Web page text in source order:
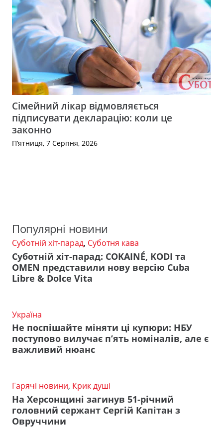
Сімейний лікар відмовляється
підписувати декларацію: коли це
законно
П’ятниця, 7 Серпня, 2026
Популярні новини
Суботній хіт-парад, Суботня кава
Суботній хіт-парад: COKAINÉ, KODI та
OMEN представили нову версію Cuba
Libre & Dolce Vita
Україна
Не поспішайте міняти ці купюри: НБУ
поступово вилучає п’ять номіналів, але є
важливий нюанс
Гарячі новини, Крик душі
На Херсонщині загинув 51-річний
головний сержант Сергій Капітан з
Овруччини